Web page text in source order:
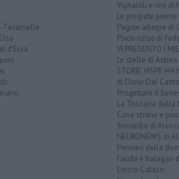
Tavarnelle
d'Elsa
Vignaioli e vini di
Le pregiate
Pagine allegre di
Psico-cose di
VI PRESENTO I
Le stelle di
STORIE VISPE
di Dario Dal Canto
Progettare il
La Toscana della
Cose strane e
Storielba di
NEURONEWS di
Pensieri della
Fauda e balagan
Enrico Catassi